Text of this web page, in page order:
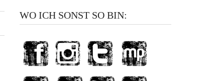
WO ICH SONST SO BIN: